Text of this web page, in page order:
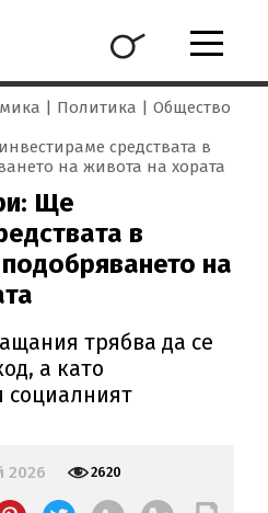
Политика
Общество
средствата в
на живота на хората
Ще
в
на
трябва да се
а като
социалният
2026 2620